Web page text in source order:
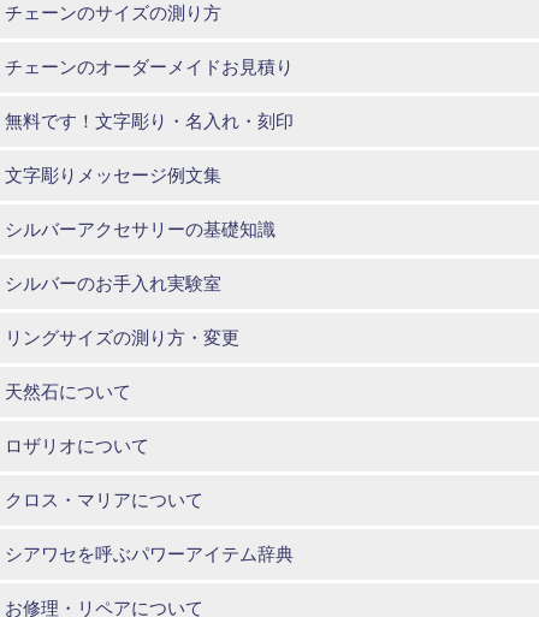
チェーンのサイズの測り方
チェーンのオーダーメイドお見積り
無料です！文字彫り・名入れ・刻印
文字彫りメッセージ例文集
シルバーアクセサリーの基礎知識
シルバーのお手入れ実験室
リングサイズの測り方・変更
天然石について
ロザリオについて
クロス・マリアについて
シアワセを呼ぶパワーアイテム辞典
お修理・リペアについて